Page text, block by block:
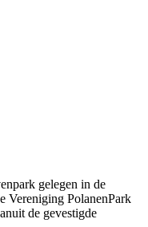
gelegen in de
Vereniging PolanenPark
de gevestigde